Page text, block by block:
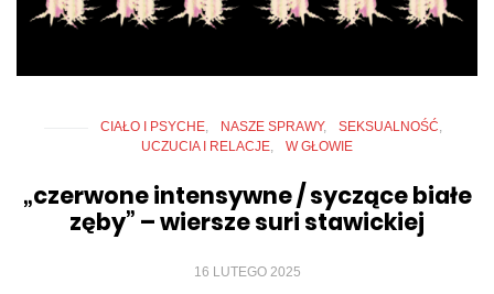
CIAŁO I PSYCHE NASZE SPRAWY
SEKSUALNOŚĆ
UCZUCIA I RELACJE
W GŁOWIE
„czerwone intensywne / syczące białe
zęby” – wiersze suri stawickiej
16 LUTEGO 2025